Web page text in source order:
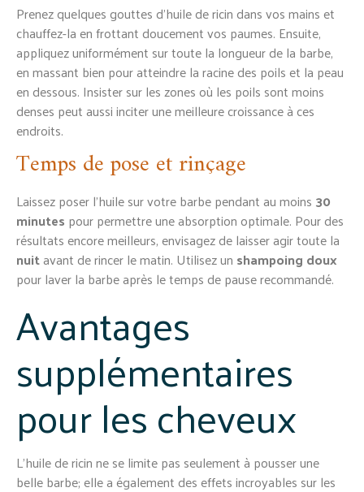
Prenez quelques gouttes d’huile de ricin dans vos mains et
chauffez-la en frottant doucement vos paumes. Ensuite,
appliquez uniformément sur toute la longueur de la barbe,
en massant bien pour atteindre la racine des poils et la peau
en dessous. Insister sur les zones où les poils sont moins
denses peut aussi inciter une meilleure croissance à ces
endroits.
Temps de pose et rinçage
Laissez poser l’huile sur votre barbe pendant au moins 30
minutes pour permettre une absorption optimale. Pour des
résultats encore meilleurs, envisagez de laisser agir toute la
nuitavant de rincer le matin. Utilisez un shampoing doux
pour laver la barbe après le temps de pause recommandé.
Avantages
supplémentaires
pour les cheveux
L’huile de ricin ne se limite pas seulement à pousser une
belle barbe; elle a également des effets incroyables sur les